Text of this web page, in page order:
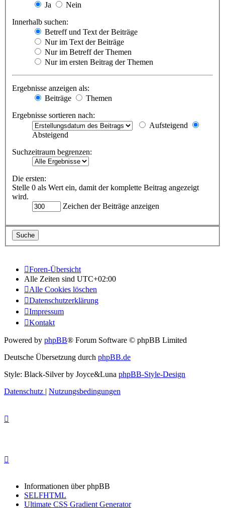
Ja
Nein
Innerhalb suchen:
Betreff und Text der Beiträge
Nur im Text der Beiträge
Nur im Betreff der Themen
Nur im ersten Beitrag der Themen
Ergebnisse anzeigen als:
Beiträge
Themen
Ergebnisse sortieren nach:
Aufsteigend
Absteigend
Suchzeitraum begrenzen:
Die ersten:
Stelle 0 als Wert ein, damit der komplette Beitrag angezeigt
wird.
Zeichen der Beiträge anzeigen
Foren-Übersicht
Alle Zeiten sind UTC+02:00
Alle Cookies löschen
Datenschutzerklärung
Impressum
Kontakt
Powered by phpBB® Forum Software © phpBB Limited
Deutsche Übersetzung durch phpBB.de
Style: Black-Silver by Joyce&Luna phpBB-Style-Design
Datenschutz | Nutzungsbedingungen
Informationen über phpBB
SELFHTML
Ultimate CSS Gradient Generator